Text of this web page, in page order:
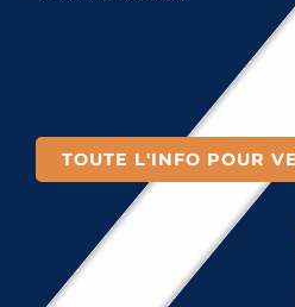
TOUTE L'INFO POUR